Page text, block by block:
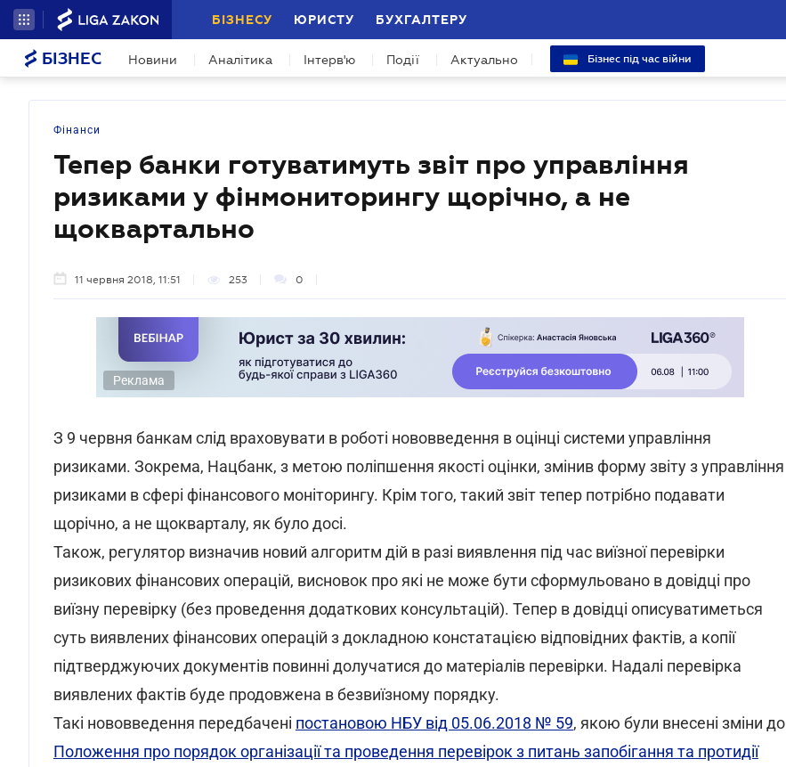
БІЗНЕСУ ЮРИСТУ БУХГАЛТЕРУ
БІЗНЕС Новини Аналітика Інтерв'ю Події Актуально Бізнес під час війни
Фінанси
Тепер банки готуватимуть звіт про управління
ризиками у фінмониторингу щорічно, а не
щоквартально
11 червня 2018, 11:51 253 0
Реклама
З 9 червня банкам слід враховувати в роботі нововведення в оцінці системи управління
ризиками. Зокрема, Нацбанк, з метою поліпшення якості оцінки, змінив форму звіту з управління
ризиками в сфері фінансового моніторингу. Крім того, такий звіт тепер потрібно подавати
щорічно, а не щокварталу, як було досі.
Також, регулятор визначив новий алгоритм дій в разі виявлення під час виїзної перевірки
ризикових фінансових операцій, висновок про які не може бути сформульовано в довідці про
виїзну перевірку (без проведення додаткових консультацій). Тепер в довідці описуватиметься
суть виявлених фінансових операцій з докладною констатацією відповідних фактів, а копії
підтверджуючих документів повинні долучатися до матеріалів перевірки. Надалі перевірка
виявлених фактів буде продовжена в безвиїзному порядку.
Такі нововведення передбачені постановою НБУ від 05.06.2018 № 59, якою були внесені зміни до
Положення про порядок організації та проведення перевірок з питань запобігання та протидії